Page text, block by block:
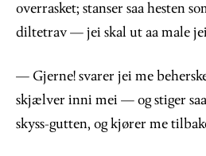
overrasket; stanser saa hesten
diltetrav — jei skal ut aa male
— Gjerne! svarer jei me
skjælver inni mei — og stiger
skyss-gutten, og kjører me